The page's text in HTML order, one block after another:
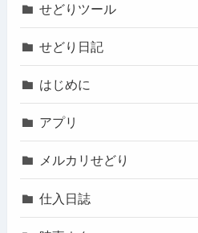
せどりツール
せどり日記
はじめに
アプリ
メルカリせどり
仕入日誌